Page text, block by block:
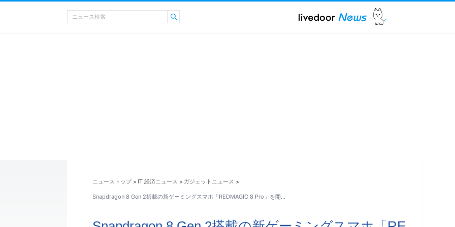
ニューストップ > IT 経済ニュース > ガジェットニュース >
Snapdragon 8 Gen 2搭載の新ゲーミングスマホ「REDMAGIC 8 Pro」を開…